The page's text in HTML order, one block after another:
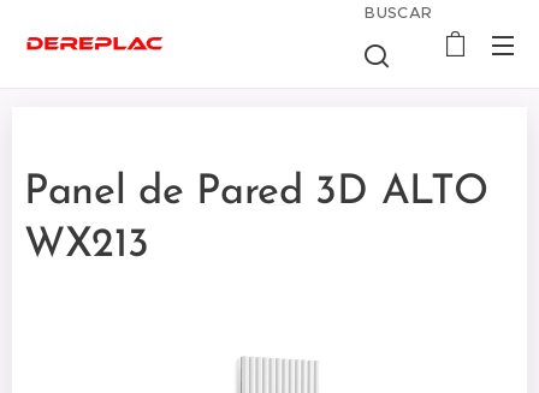
BUSCAR
Panel de Pared 3D ALTO
WX213